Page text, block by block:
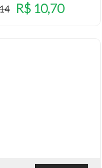
R$ 10,70